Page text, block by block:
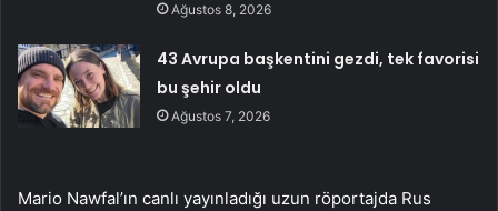
Ağustos 8, 2026
43 Avrupa başkentini gezdi, tek favorisi
bu şehir oldu
Ağustos 7, 2026
Mario Nawfal’ın canlı yayınladığı uzun röportajda Rus